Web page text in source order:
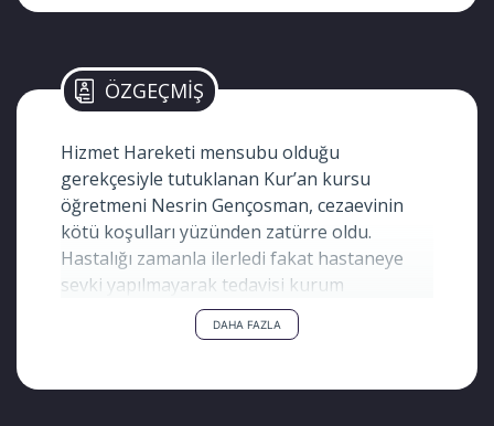
ÖZGEÇMİŞ
Hizmet Hareketi mensubu olduğu
gerekçesiyle tutuklanan Kur’an kursu
öğretmeni Nesrin Gençosman, cezaevinin
kötü koşulları yüzünden zatürre oldu.
Hastalığı zamanla ilerledi fakat hastaneye
sevki yapılmayarak tedavisi kurum
doktorunun verdiği ilaçlar ile geçiştirildi.
İlaçlarını kullanamadığı için komaya giren
tüm müdahalelere rağmen kurtarılamadı.
DAHA FAZLA